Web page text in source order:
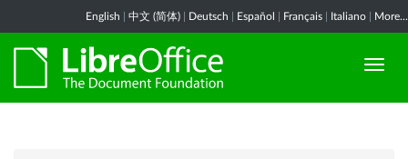
English 中文 (简体) Deutsch Español Français Italiano More...